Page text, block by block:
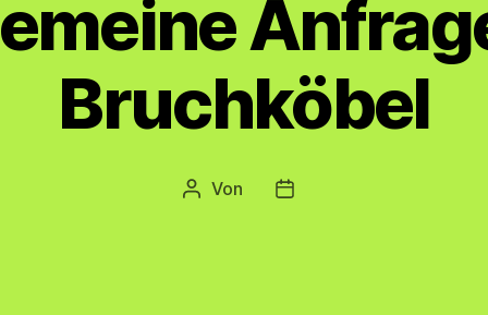
Bruchköbel
Beitragsautor
Von Veröffentlichungsdatum